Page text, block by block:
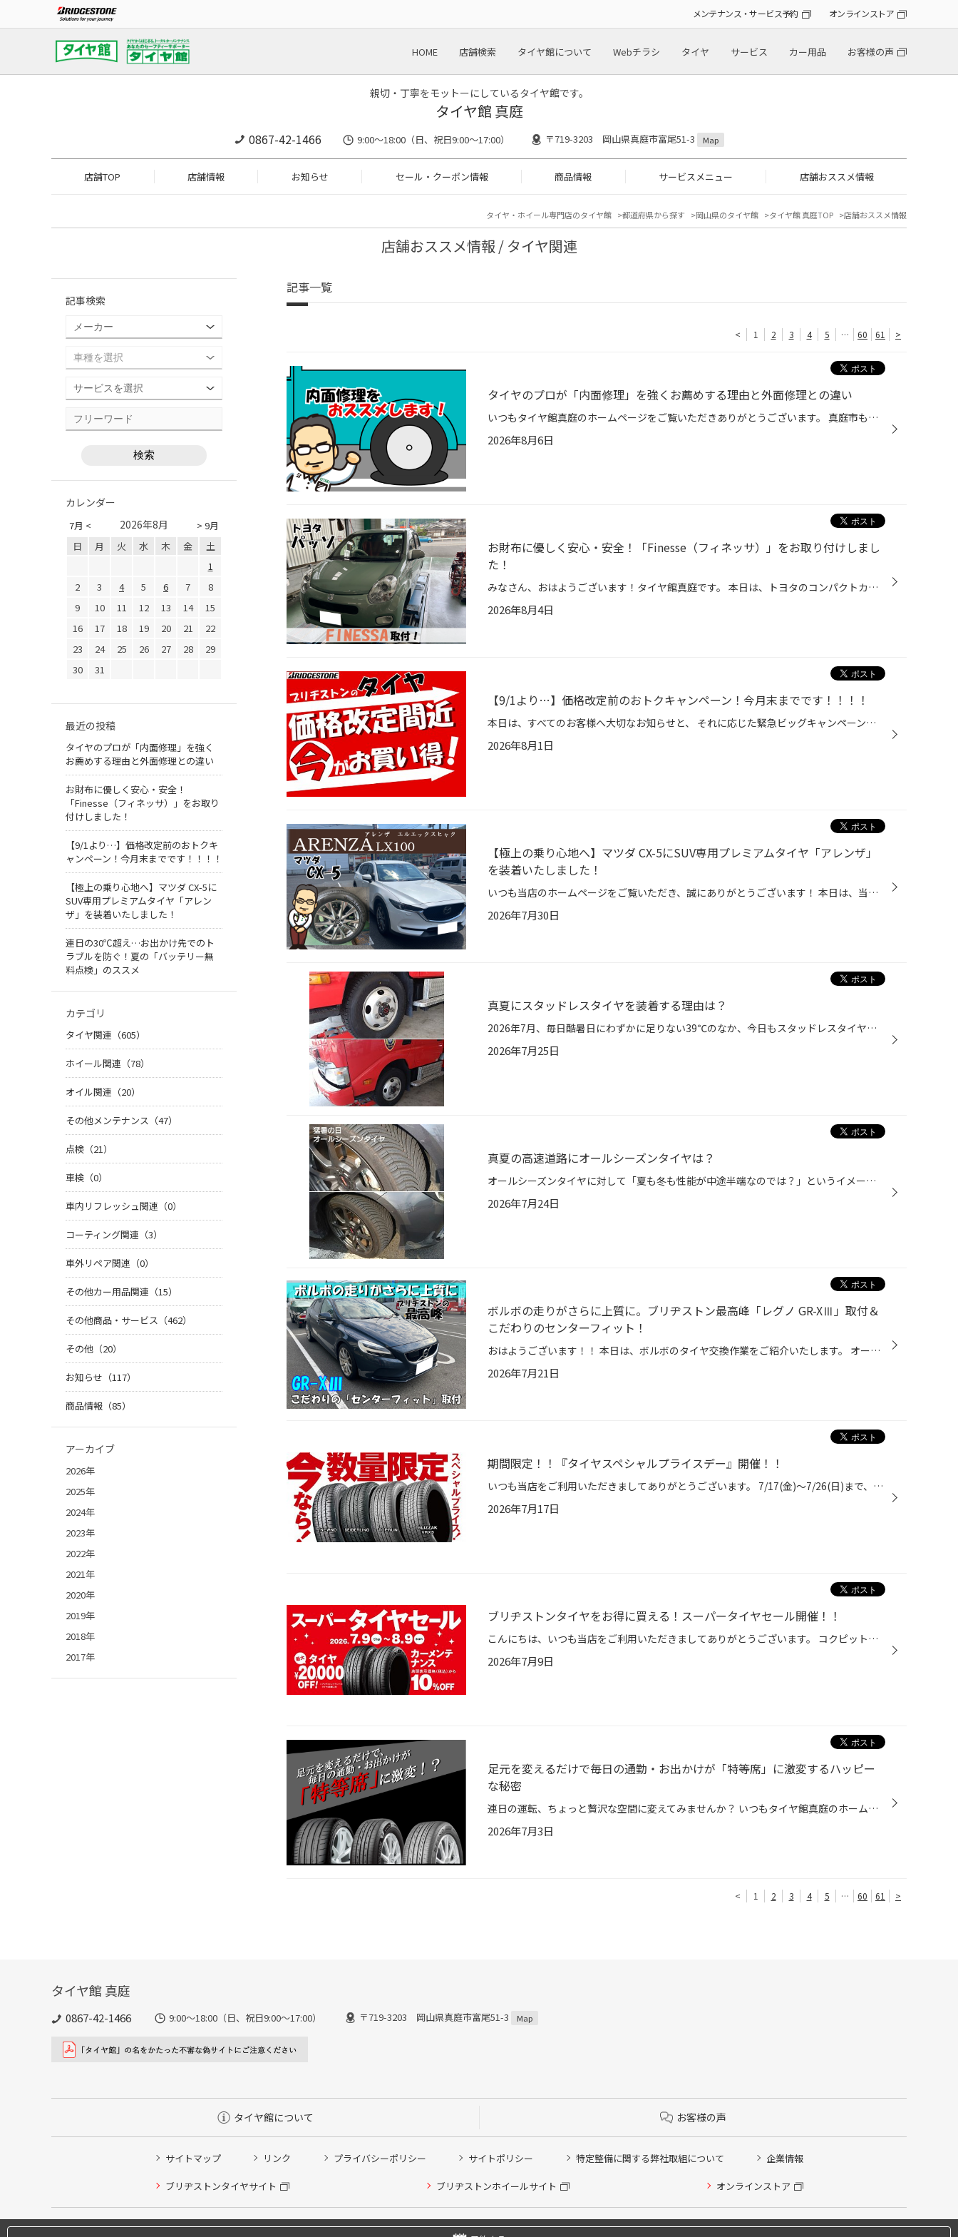
メンテナンス・サービス予約 オンラインストア
HOME 店舗検索 タイヤ館について Webチラシ タイヤ サービス カー用品 お客様の声
親切・丁寧をモットーにしているタイヤ館です。
タイヤ館 真庭
0867-42-1466 9:00～18:00（日、祝日9:00～17:00） 〒719-3203 岡山県真庭市富尾51-3 Map
店舗TOP 店舗情報 お知らせ セール・クーポン情報 商品情報 サービスメニュー 店舗おススメ情報
タイヤ・ホイール専門店のタイヤ館 都道府県から探す 岡山県のタイヤ館 タイヤ館 真庭TOP 店舗おススメ情報
店舗おススメ情報 / タイヤ関連
記事一覧
< 1 2 3 4 5 … 60 61 >
タイヤのプロが「内面修理」を強くお薦めする理由と外面修理との違い
いつもタイヤ館真庭のホームページをご覧いただきありがとうございます。 真庭市も本格的な梅雨のシーズンを迎えましたが、 愛車のタイヤの空気圧や状態はチェックされていますか？ 実は、 「雨の日は晴れの日よりもパンクが発生しやすい」 ということをご存知でしょうか。 路面が雨で濡れると、道...
2026年8月6日
お財布に優しく安心・安全！「Finesse（フィネッサ）」をお取り付けしまし
た！
みなさん、おはようございます！タイヤ館真庭です。 本日は、トヨタのコンパクトカー「パッソ」のタイヤ交換作業をご紹介いたします！ 今回お選びいただいたタイヤは、 ブリヂストンの新世代技術が詰まったハイクオリティタイヤ 【FINESSA HB01（フィネッサ エイチビーゼロワン）】です。 雨の日の...
2026年8月4日
【9/1より…】価格改定前のおトクキャンペーン！今月末までです！！！！
本日は、すべてのお客様へ大切なお知らせと、 それに応じた緊急ビッグキャンペーンのご案内です。 実は、大変心苦しいお知らせではございますが、 【9月1日より】ブリヂストンのタイヤの価格改定が決定いたしました。 「そろそろタイヤの溝が少ないなぁ…」 「今年の冬はスタッドレスを買い替えなき...
2026年8月1日
【極上の乗り心地へ】マツダ CX-5にSUV専用プレミアムタイヤ「アレンザ」
を装着いたしました！
いつも当店のホームページをご覧いただき、誠にありがとうございます！ 本日は、当店で作業させていただいた拘りのタイヤ交換事例をご紹介します。 お車は、洗練されたデザインと高い走行性能で根強い人気を誇るSUV、マツダ・CX-5です！ 今回、オーナー様にお選びいただいたタイヤは、 ブリヂストン...
2026年7月30日
真夏にスタッドレスタイヤを装着する理由は？
2026年7月、毎日酷暑日にわずかに足りない39℃のなか、今日もスタッドレスタイヤの装着です。 今日は消防車にスタッドレスタイヤを装着です。消防車は1年中スタッドレスタイヤを装着している車両が多く、緊急車両ですが走行距離は少ないです。しかし、経年数が多くなり溝はしっかり有っても一定の年...
2026年7月25日
真夏の高速道路にオールシーズンタイヤは？
オールシーズンタイヤに対して「夏も冬も性能が中途半端なのでは？」というイメージをお持ちの方も少なくありません。しかし、現在のオールシーズンタイヤは、夏用タイヤとしての基本性能をより高いレベルで満たした上で、雪道にも対応できる設計となっています。 特に、日本の夏における「高速道路...
2026年7月24日
ボルボの走りがさらに上質に。ブリヂストン最高峰「レグノ GR-XⅢ」取付＆
こだわりのセンターフィット！
おはようございます！！ 本日は、ボルボのタイヤ交換作業をご紹介いたします。 オーナー様、この度は当店をご利用いただき誠にありがとうございます！ 今回お選びいただいたタイヤは、 ブリヂストンの最高峰プレミアムコンフォートタイヤ 「REGNO（レグノ） GR-XⅢ」です！ 進化を遂げた「レグノ GR-...
2026年7月21日
期間限定！！『タイヤスペシャルプライスデー』開催！！
いつも当店をご利用いただきましてありがとうございます。 7/17(金)～7/26(日)まで、コクピット・タイヤ館におきまして、 期間限定！ サイズ限定！！ 数量限定！！！ お得にお買い求めいただける、「タイヤスペシャルプライスデー」がスタートします！ お得なタイヤのご紹介！！ NEWNO 155/65R14 タ...
2026年7月17日
ブリヂストンタイヤをお得に買える！スーパータイヤセール開催！！
こんにちは、いつも当店をご利用いただきましてありがとうございます。 コクピット・タイヤ館では、ブリヂストンタイヤをお得に買える！ スーパータイヤセールを7月9日(木)から8月9日(日)まで開催いたします！ ブリヂストンのタイヤを4本ご購入で最大20,000円引き！ タイヤをお得にご購入頂けるチャ...
2026年7月9日
足元を変えるだけで毎日の通勤・お出かけが「特等席」に激変するハッピー
な秘密
連日の運転、ちょっと贅沢な空間に変えてみませんか？ いつもタイヤ館真庭のホームページをご覧いただき、ありがとうございます！ 毎日がんばっているご自身へのご褒美や、 大切なご家族とのドライブのために、愛車の「足元」を見直してみませんか？ 「足元を変えて、毎日の通勤やお出かけを、まる...
2026年7月3日
< 1 2 3 4 5 … 60 61 >
記事検索
カレンダー
7月 < > 9月
2026年8月
日 月 火 水 木 金
土
1
2
3 4 5 6 7
8
9
10 11 12 13 14
15
16
17 18 19 20 21
22
23
24 25 26 27 28
29
30
31
最近の投稿
タイヤのプロが「内面修理」を強く
お薦めする理由と外面修理との違い
お財布に優しく安心・安全！
「Finesse（フィネッサ）」をお取り
付けしました！
【9/1より…】価格改定前のおトクキ
ャンペーン！今月末までです！！！！
【極上の乗り心地へ】マツダ CX-5に
SUV専用プレミアムタイヤ「アレン
ザ」を装着いたしました！
連日の30℃超え…お出かけ先でのト
ラブルを防ぐ！夏の「バッテリー無
料点検」のススメ
カテゴリ
タイヤ関連（605）
ホイール関連（78）
オイル関連（20）
その他メンテナンス（47）
点検（21）
車検（0）
車内リフレッシュ関連（0）
コーティング関連（3）
車外リペア関連（0）
その他カー用品関連（15）
その他商品・サービス（462）
その他（20）
お知らせ（117）
商品情報（85）
アーカイブ
2026年
2025年
2024年
2023年
2022年
2021年
2020年
2019年
2018年
2017年
タイヤ館 真庭
0867-42-1466 9:00～18:00（日、祝日9:00～17:00） 〒719-3203 岡山県真庭市富尾51-3 Map
タイヤ館について お客様の声
サイトマップ リンク プライバシーポリシー サイトポリシー 特定整備に関する弊社取組について 企業情報
ブリヂストンタイヤサイト ブリヂストンホイールサイト オンラインストア
Copyright © 2024 Bridgestone Retail Co.,Ltd. All rights Reserved.
タイヤ点検・安全点検/タイヤ履き替え/オイル交換/その他ピット作業の予約